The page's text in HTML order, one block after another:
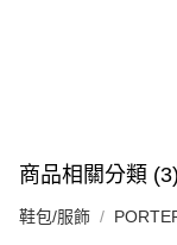
３．未成年的使用者
４．使用「AFTEE先
恩沛科技股份有限公司
商品相關分類 (3)
鞋包/服飾